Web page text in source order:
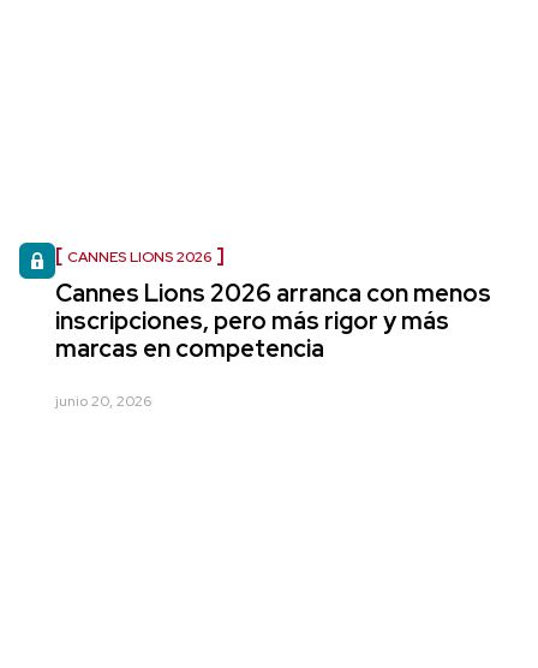
CANNES LIONS 2026
Cannes Lions 2026 arranca con menos
inscripciones, pero más rigor y más
marcas en competencia
junio 20, 2026